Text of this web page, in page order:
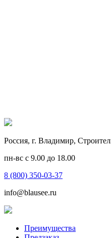
Россия, г. Владимир,
пн-вс с 9.00 до 18.00
8 (800) 350-03-37
info@blausee.ru
Преимущества